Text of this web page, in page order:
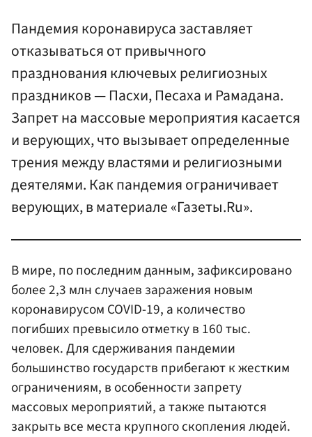
Пандемия коронавируса заставляет
отказываться от привычного
празднования ключевых религиозных
праздников — Пасхи, Песаха и Рамадана.
Запрет на массовые мероприятия касается
и верующих, что вызывает определенные
трения между властями и религиозными
деятелями. Как пандемия ограничивает
верующих, в материале «Газеты.Ru».
В мире, по последним данным, зафиксировано
более 2,3 млн случаев заражения новым
коронавирусом COVID-19, а количество
погибших превысило отметку в 160 тыс.
человек. Для сдерживания пандемии
большинство государств прибегают к жестким
ограничениям, в особенности запрету
массовых мероприятий, а также пытаются
закрыть все места крупного скопления людей.